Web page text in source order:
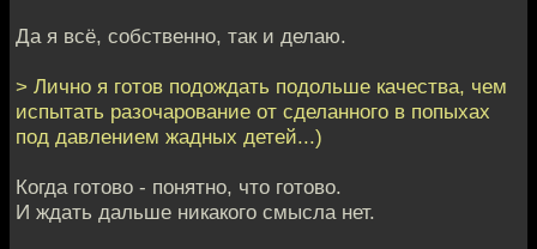
Да я всё, собственно, так и делаю.
> Лично я готов подождать подольше качества, чем
испытать разочарование от сделанного в попыхах
под давлением жадных детей...)
Когда готово - понятно, что готово.
И ждать дальше никакого смысла нет.